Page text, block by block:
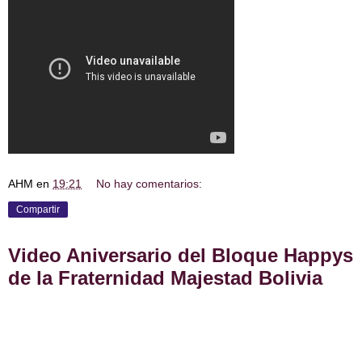
AHM en 19:21 No hay comentarios:
Compartir
Video Aniversario del Bloque Happys
de la Fraternidad Majestad Bolivia